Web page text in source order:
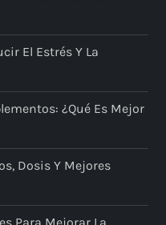
El Estrés Y La
¿qué Es Mejor
Dosis Y Mejores